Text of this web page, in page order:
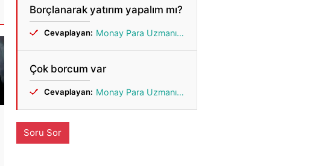
Borçlanarak yatırım yapalım mı?
Cevaplayan: Monay Para Uzmanı Gönül
Çok borcum var
Cevaplayan: Monay Para Uzmanı Gönül
Soru Sor